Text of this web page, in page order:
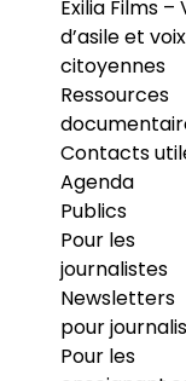
Exilia Films –
d’asile et voix
citoyennes
Ressources
Contacts
Agenda
Publics
Pour les
journalistes
Newsletters
pour
Pour les